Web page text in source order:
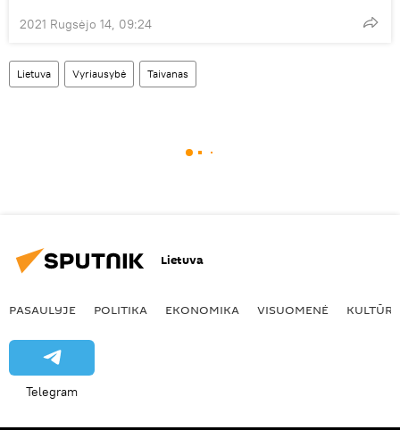
2021 Rugsėjo 14, 09:24
Lietuva Vyriausybė Taivanas
Lietuva
PASAULYJE POLITIKA EKONOMIKA VISUOMENĖ KULTŪRA
Telegram